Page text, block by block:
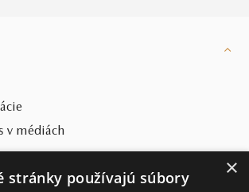
v médiách
×
stránky používajú súbory